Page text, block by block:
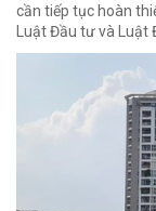
cần tiếp tục hoàn
Luật Đầu tư và Luật